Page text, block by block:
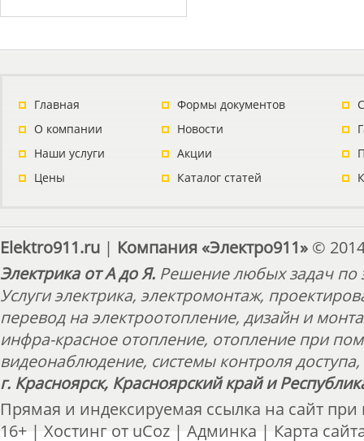
Главная
О компании
Наши услуги
Цены
Формы документов
Новости
Акции
Каталог статей
Elektro911.ru | Компания «Электро911» ©
Электрика от А до Я. Решение любых задач по
Услуги электрика, электромонтаж,
перевод на электроотопление, дизайн и
инфра-красное отопление, отопление при
видеонаблюдение, системы контроля
г. Красноярск, Красноярский край и
Прямая и индексируемая ссылка на сайт
16+ | Хостинг от uCoz | Админка | Карта